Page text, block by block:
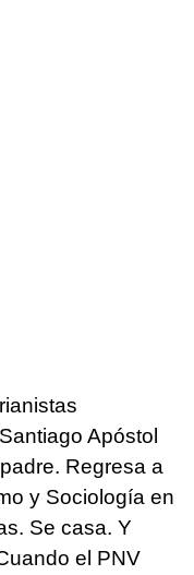
Apóstol
Regresa a
y Sociología en
Se casa. Y
el PNV